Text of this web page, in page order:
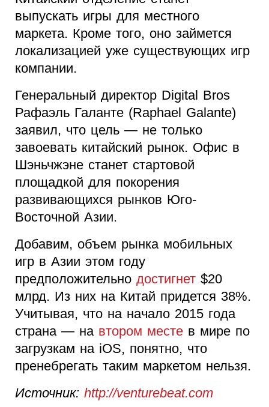
выпускать игры для местного
маркета. Кроме того, оно займется
локализацией уже существующих игр
компании.
Генеральный директор Digital Bros
Рафаэль Галанте (Raphael Galante)
заявил, что цель — не только
завоевать китайский рынок. Офис в
Шэньчжэне станет стартовой
площадкой для покорения
развивающихся рынков Юго-
Восточной Азии.
Добавим, объем рынка мобильных
игр в Азии этом году
предположительно достигнет $20
млрд. Из них на Китай придется 38%.
Учитывая, что на начало 2015 года
страна — на втором месте в мире по
загрузкам на iOS, понятно, что
пренебрегать таким маркетом нельзя.
Источник: http://venturebeat.com